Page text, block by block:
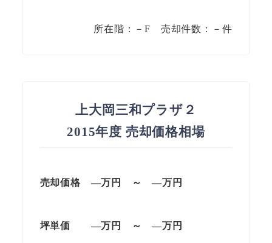
所在階：－F 売却件数：－件
上大岡三和プラザ２
2015年度 売却価格相場
売却価格 —万円 ～ —万円
坪単価 —万円 ～ —万円